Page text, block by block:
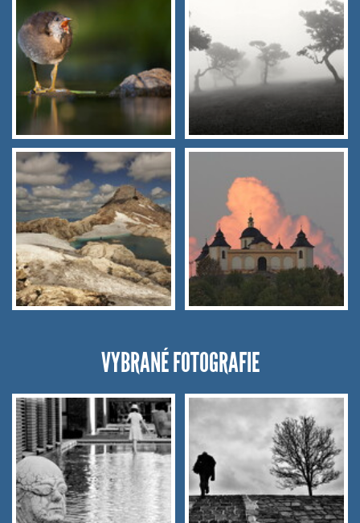
VYBRANÉ FOTOGRAFIE